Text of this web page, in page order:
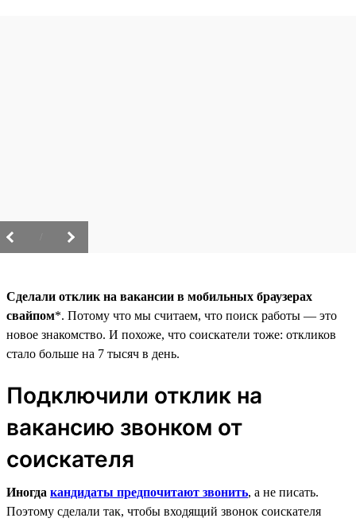
Сделали отклик на вакансии в мобильных браузерах
свайпом*. Потому что мы считаем, что поиск работы — это
новое знакомство. И похоже, что соискатели тоже: откликов
стало больше на 7 тысяч в день.
Подключили отклик на
вакансию звонком от
соискателя
Иногда кандидаты предпочитают звонить, а не писать.
Поэтому сделали так, чтобы входящий звонок соискателя